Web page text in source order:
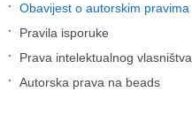
Obavijest o autorskim pravima
Pravila isporuke
Prava intelektualnog vlasništva
Autorska prava na beads